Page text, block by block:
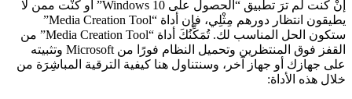
إنْ كنت لم ترَ تطبيق “الحصول على Windows 10” أو كنْت ممن لا
يطيقون انتظار دورهم مِثْلِي، فإن أداة “Media Creation Tool”
ستكون الحل المناسب لك. تُمَكِّنُكَ أداة “Media Creation Tool” من
القفز فوق المنتظرين وتحميل النظام فورًا من Microsoft وتثبيته
جهازك أو جهاز آخر، وسنتناول هنا كيفية الترقية المباشِرَة من
هذه الأداة: